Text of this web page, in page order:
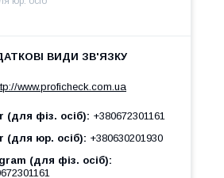
www.proficheck.com.ua
(для фіз. осіб)
+380672301161
(для юр. осіб)
+380630201930
(для фіз. осіб)